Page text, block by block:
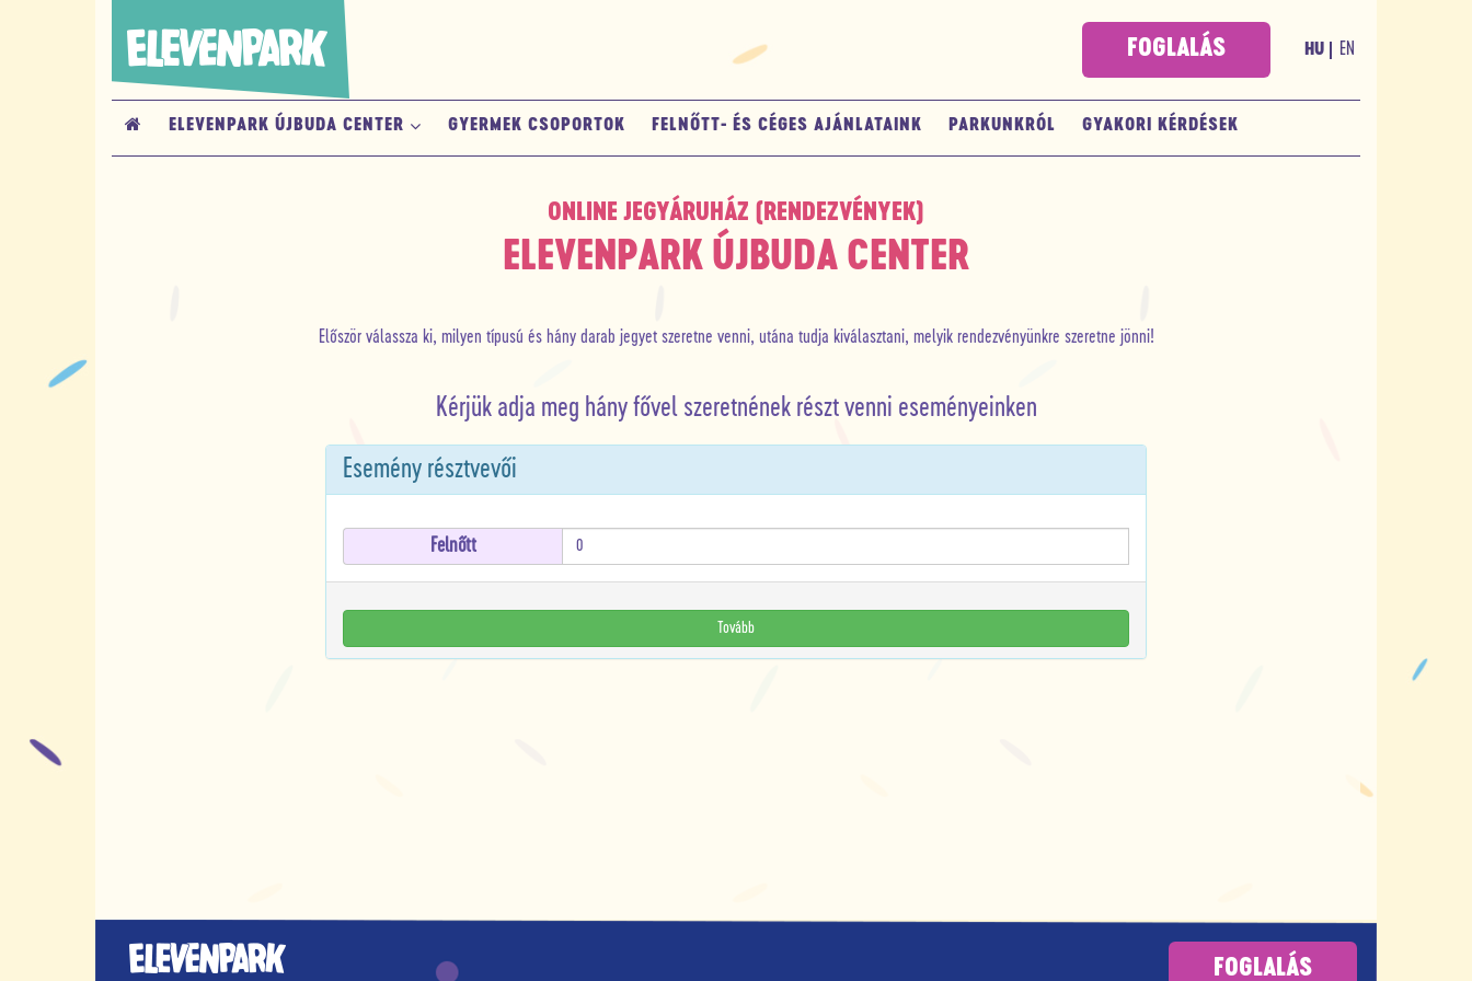
HU EN
FOGLALÁS
ELEVENPARK ÚJBUDA CENTER GYERMEK CSOPORTOK FELNŐTT- ÉS CÉGES AJÁNLATAINK PARKUNKRÓL GYAKORI KÉRDÉSEK
ONLINE JEGYÁRUHÁZ (RENDEZVÉNYEK)
ELEVENPARK ÚJBUDA CENTER
Először válassza ki, milyen típusú és hány darab jegyet szeretne venni, utána tudja kiválasztani, melyik rendezvényünkre szeretne jönni!
Kérjük adja meg hány fővel szeretnének részt venni eseményeinken
Esemény résztvevői
Felnőtt
Tovább
FOGLALÁS